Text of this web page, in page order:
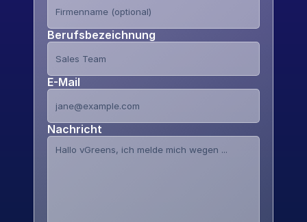
Berufsbezeichnung
E-Mail
Nachricht